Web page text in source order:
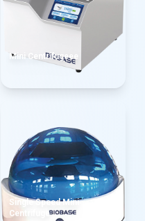
Mini Centrifugeee
Single Speed Mini
Centrifuge